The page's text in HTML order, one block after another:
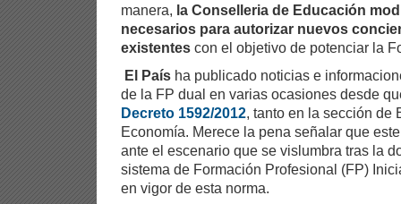
manera, la Conselleria de Educación
necesarios para autorizar nuevos
existentes con el objetivo de potenciar la
El País ha publicado noticias e
de la FP dual en varias ocasiones desde
Decreto 1592/2012, tanto en la sección de
Economía. Merece la pena señalar que
ante el escenario que se vislumbra tras la
sistema de Formación Profesional (FP)
en vigor de esta norma.